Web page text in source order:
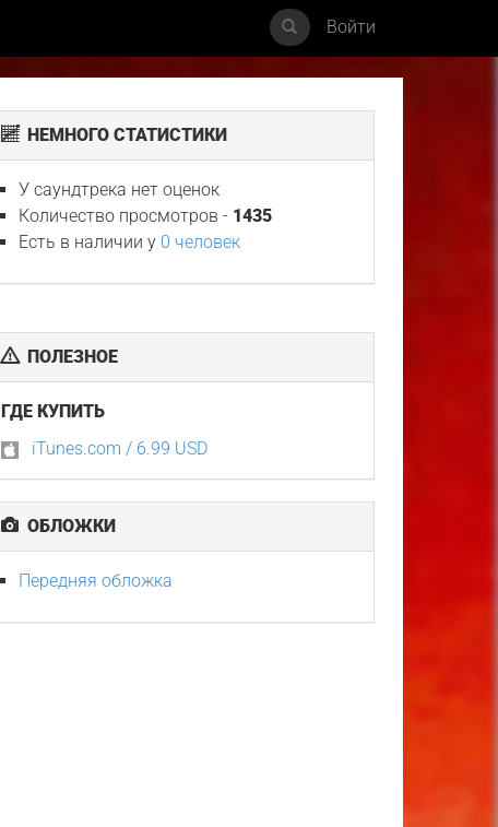
Войти
НЕМНОГО СТАТИСТИКИ
У саундтрека нет оценок
Количество просмотров - 1435
Есть в наличии у 0 человек
ПОЛЕЗНОЕ
ГДЕ КУПИТЬ
iTunes.com / 6.99 USD
ОБЛОЖКИ
Передняя обложка